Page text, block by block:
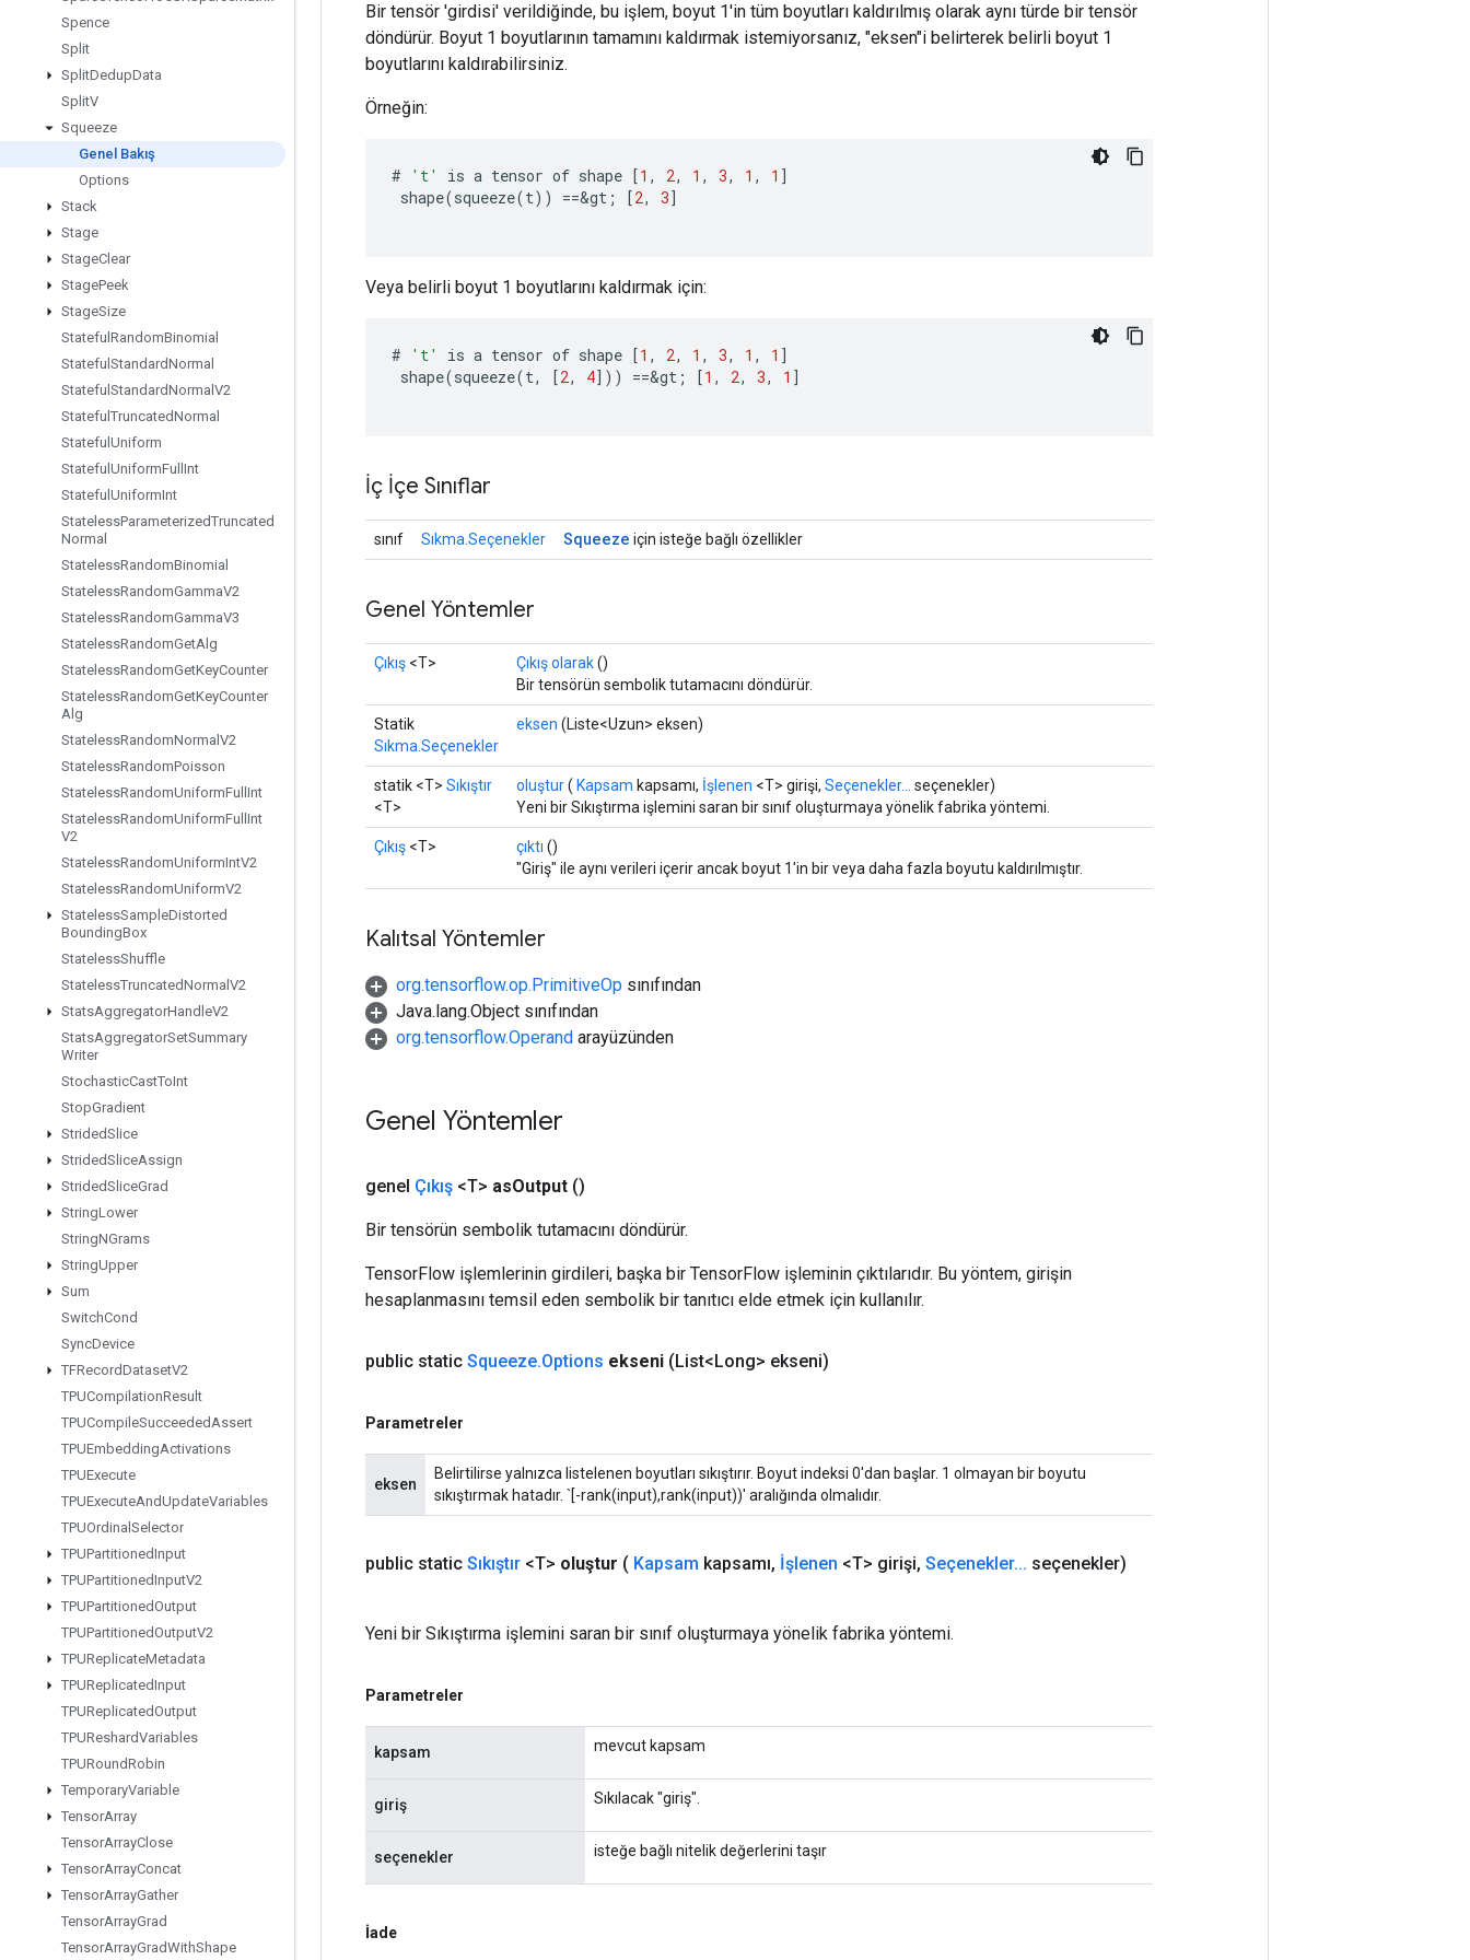
Spence
Split
SplitDedupData
SplitV
Squeeze
Genel Bakış
Options
Stack
Stage
StageClear
StagePeek
StageSize
Stateful RandomBinomial
Stateful StandardNormal
Stateful StandardNormal V2
Stateful TruncatedNormal
Stateful Uniform
Stateful UniformFull Int
Stateful UniformInt
StatelessParameterizedTruncated
Normal
StatelessRandomBinomial
StatelessRandomGammaV2
StatelessRandomGammaV3
StatelessRandomGetAlg
StatelessRandomGetKeyCounter
StatelessRandomGetKeyCounter
Alg
StatelessRandomNormal V2
StatelessRandomPoisson
StatelessRandomUniformFull Int
StatelessRandomUniformFull Int
V2
StatelessRandomUniformIntV2
StatelessRandomUniformV2
StatelessSampleDistorted
BoundingBox
StatelessShuffle
StatelessTruncatedNormal V2
StatsAggregatorHandleV2
StatsAggregatorSetSummary
Writer
StochasticCastToInt
StopGradient
StridedSlice
StridedSliceAssign
StridedSliceGrad
StringLower
StringNGrams
StringUpper
Sum
SwitchCond
SyncDevice
TFRecordDatasetV2
TPUCompilationResult
TPUCompileSucceededAssert
TPUEmbeddingActivations
TPUExecute
TPUExecuteAndUpdateVariables
TPUOrdinal Selector
TPUPartitionedInput
TPUPartitionedInputV2
TPUPartitionedOutput
TPUPartitionedOutputV2
TPUReplicateMetadata
TPUReplicatedInput
TPUReplicatedOutput
TPUReshardVariables
TPURoundRobin
TemporaryVariable
TensorArray
TensorArrayClose
TensorArrayConcat
TensorArrayGather
TensorArrayGrad
TensorArrayGradWithShape
Bir tensör 'girdisi' verildiğinde, bu işlem, boyut 1'in tüm boyutları kaldırılmış olarak aynı türde bir tensör
döndürür. Boyut 1 boyutlarının tamamını kaldırmak istemiyorsanız, "eksen"i belirterek belirli boyut 1
boyutlarını kaldırabilirsiniz.
Örneğin:
# 't' is a tensor of shape [1 , 2, 1 , 3, 1 , 1 ]
shape(squeeze(t)) ==&gt ; [2, 3]
Veya belirli boyut 1 boyutlarını kaldırmak için:
# 't' is a tensor of shape [1 , 2, 1 , 3, 1 , 1 ]
shape(squeeze(t, [2, 4] )) ==&gt ; [1 , 2, 3, 1 ]
İç İçe Sınıflar
sınıf Sıkma.Seçenekler Squeeze için isteğe bağlı özellikler
Genel Yöntemler
Çıkış <T> Çıkış olarak()
Bir tensörün sembolik tutamacını döndürür.
Statik
Sıkma.Seçenekler
eksen (Liste<Uzun> eksen)
statik <T> Sıkıştır
<T>
oluştur( Kapsam kapsamı, İşlenen <T> girişi, Seçenekler...
seçenekler)
Yeni bir Sıkıştırma işlemini saran bir sınıf oluşturmaya yönelik fabrika yöntemi.
Çıkış <T> çıktı ()
"Giriş" ile aynı verileri içerir ancak boyut 1'in bir veya daha fazla boyutu kaldırılmıştır.
Kalıtsal Yöntemler
org.tensorflow.op.PrimitiveOp sınıfından
Java.lang.Object sınıfından
org.tensorflow.Operand arayüzünden
Genel Yöntemler
genel Çıkış <T> asOutput ()
Bir tensörün sembolik tutamacını döndürür.
TensorFlow işlemlerinin girdileri, başka bir TensorFlow işleminin çıktılarıdır. Bu yöntem, girişin
hesaplanmasını temsil eden sembolik bir tanıtıcı elde etmek için kullanılır.
public static Squeeze.Options ekseni (List<Long> ekseni)
Parametreler
eksen
Belirtilirse yalnızca listelenen boyutları sıkıştırır. Boyut indeksi 0'dan başlar. 1 olmayan bir boyutu
sıkıştırmak hatadır. `[-rank(input),rank(input))' aralığında olmalıdır.
public static Sıkıştır <T> oluştur ( Kapsam kapsamı, İşlenen <T> girişi, Seçenekler... seçenekler)
Yeni bir Sıkıştırma işlemini saran bir sınıf oluşturmaya yönelik fabrika yöntemi.
Parametreler
kapsam mevcut kapsam
giriş Sıkılacak "giriş".
seçenekler isteğe bağlı nitelik değerlerini taşır
İade